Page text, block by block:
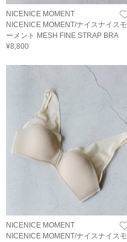
NICENICE MOMENT
NICENICE MOMENT/ナイスナイスモ
ーメント MESH FINE STRAP BRA
¥8,800
NICENICE MOMENT
NICENICE MOMENT/ナイスナイスモ